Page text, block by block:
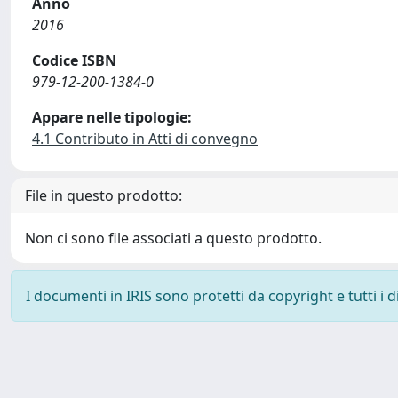
2016
Codice ISBN
979-12-200-1384-0
Appare nelle tipologie:
4.1 Contributo in Atti di convegno
File in questo prodotto:
Non ci sono file associati a questo prodotto.
I documenti in IRIS sono protetti da copyright e tutti i